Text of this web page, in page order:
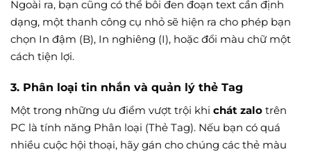
Ngoài ra, bạn cũng có thể bôi đen đoạn text cần định
dạng, một thanh công cụ nhỏ sẽ hiện ra cho phép bạn
chọn In đậm (B), In nghiêng (I), hoặc đổi màu chữ một
cách tiện lợi.
3. Phân loại tin nhắn và quản lý thẻ Tag
Một trong những ưu điểm vượt trội khi chát zalo trên
PC là tính năng Phân loại (Thẻ Tag). Nếu bạn có quá
nhiều cuộc hội thoại, hãy gán cho chúng các thẻ màu